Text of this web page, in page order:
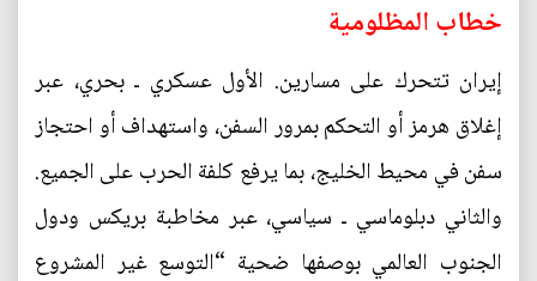
خطاب المظلومية
إيران تتحرك على مسارين. الأول عسكري ـ بحري، عبر
إغلاق هرمز أو التحكم بمرور السفن، واستهداف أو احتجاز
سفن في محيط الخليج، بما يرفع كلفة الحرب على الجميع.
والثاني دبلوماسي ـ سياسي، عبر مخاطبة بريكس ودول
الجنوب العالمي بوصفها ضحية “التوسع غير المشروع